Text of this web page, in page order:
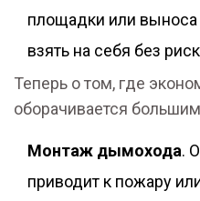
площадки или
взять на себя без
Теперь о том, где
оборачивается
Монтаж дымохода.
приводит к пожару